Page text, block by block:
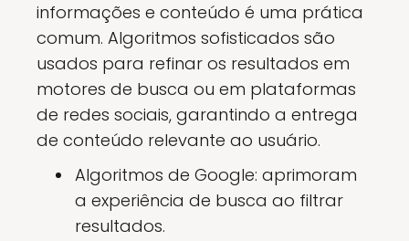
informações e conteúdo é uma prática
comum. Algoritmos sofisticados são
usados para refinar os resultados em
motores de busca ou em plataformas
de redes sociais, garantindo a entrega
de conteúdo relevante ao usuário.
Algoritmos de Google: aprimoram
a experiência de busca ao filtrar
resultados.